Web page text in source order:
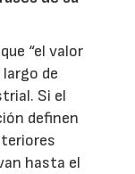
“el valor
de
Si el
definen
hasta el